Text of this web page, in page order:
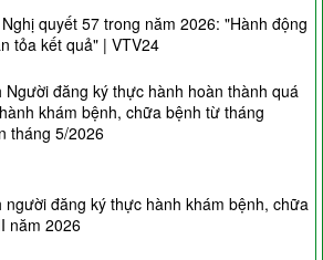
quyết 57 trong năm 2026: "Hành động
tỏa kết quả" | VTV24
Người đăng ký thực hành hoàn thành quá
khám bệnh, chữa bệnh từ tháng
tháng 5/2026
người đăng ký thực hành khám bệnh, chữa
năm 2026